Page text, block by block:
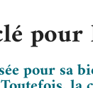
pour sa